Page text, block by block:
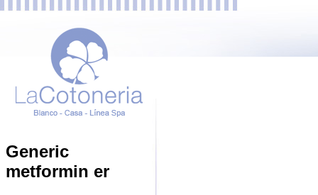
Generic
metformin er